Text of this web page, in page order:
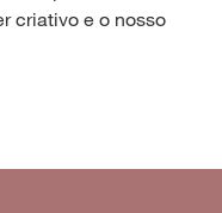
criativo e o nosso